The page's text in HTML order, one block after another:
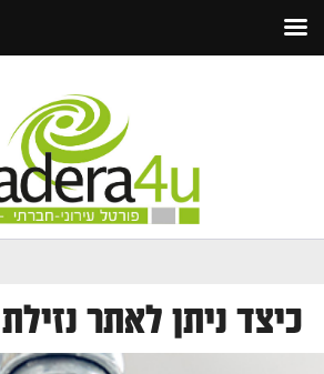
כיצד ניתן לאתר